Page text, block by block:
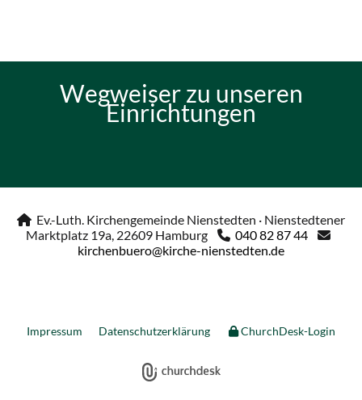
Wegweiser zu unseren
Einrichtungen
 Ev.-Luth. Kirchengemeinde Nienstedten · Nienstedtener
Marktplatz 19a, 22609 Hamburg
 040 82 87 44 
kirchenbuero@kirche-nienstedten.de
Impressum Datenschutzerklärung ChurchDesk-Login